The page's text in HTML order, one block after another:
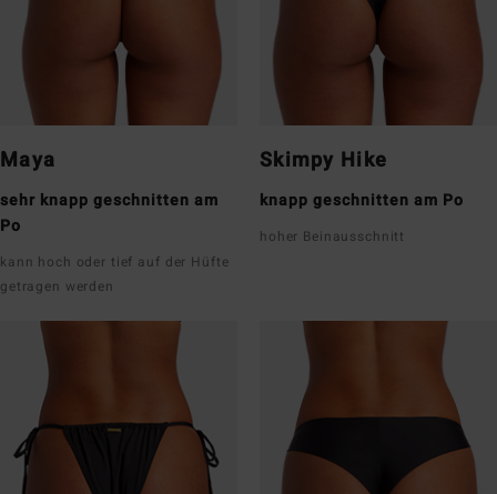
Maya
sehr knapp geschnitten am
Po
kann hoch oder tief auf der Hüfte
getragen werden
Skimpy Hike
knapp geschnitten am Po
hoher Beinausschnitt